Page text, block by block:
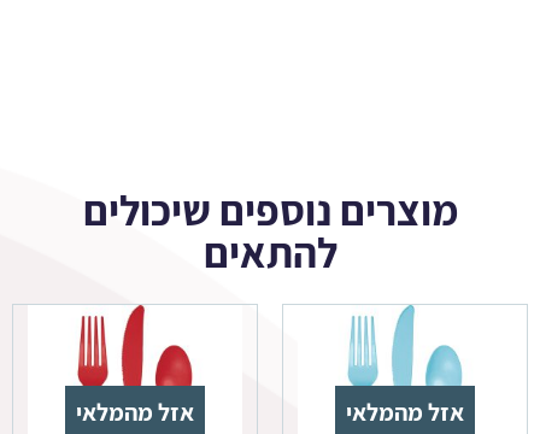
מוצרים נוספים שיכולים
להתאים
אזל מהמלאי אזל מהמלאי